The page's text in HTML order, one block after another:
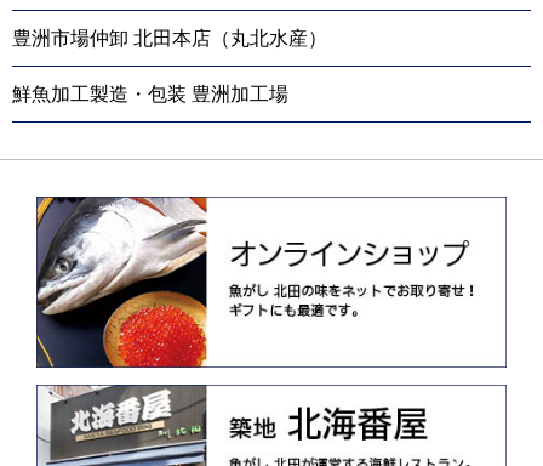
豊洲市場仲卸 北田本店（丸北水産）
鮮魚加工製造・包装 豊洲加工場